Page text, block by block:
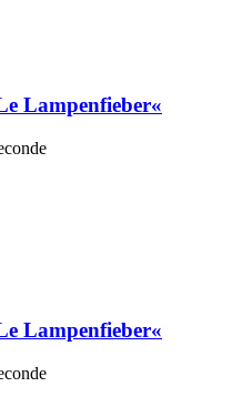
Lampenfieber«
Lampenfieber«